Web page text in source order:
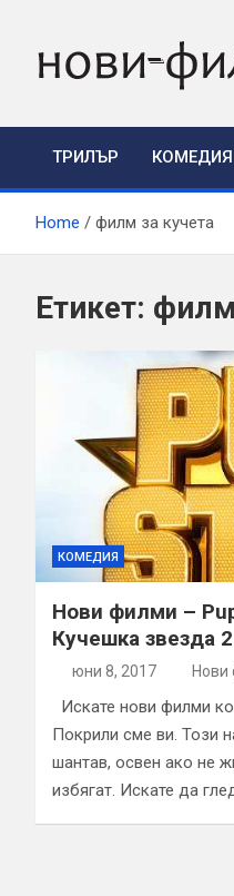
content
ТРИЛЪР КОМЕДИЯ
Home филм за кучета
Етикет: филм
КОМЕДИЯ
Нови филми –
Кучешка звезда 2
юни 8, 2017 Нови
Искате нови филми
Покрили сме ви. Този
шантав, освен ако не
избягат. Искате да